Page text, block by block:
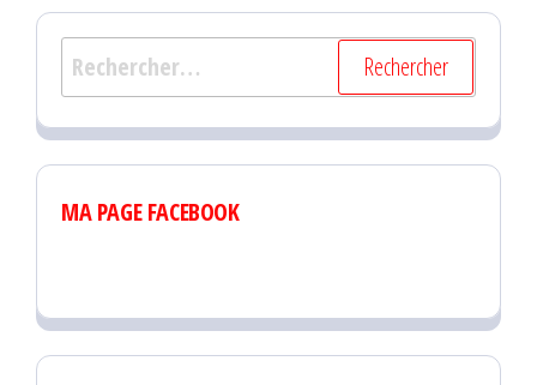
Rechercher :
MA PAGE FACEBOOK